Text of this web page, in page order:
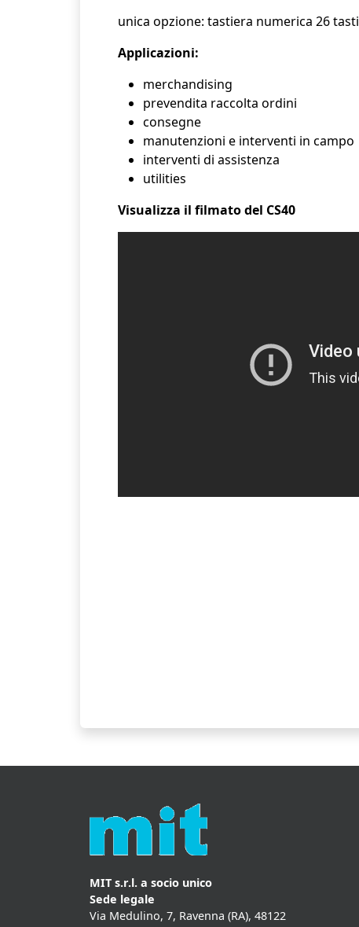
unica opzione: tastiera numerica 26
Applicazioni:
merchandising
prevendita raccolta ordini
consegne
manutenzioni e interventi in campo
interventi di assistenza
utilities
Visualizza il filmato del CS40
MIT s.r.l. a socio unico
Sede legale
Via Medulino, 7, Ravenna (RA), 48122